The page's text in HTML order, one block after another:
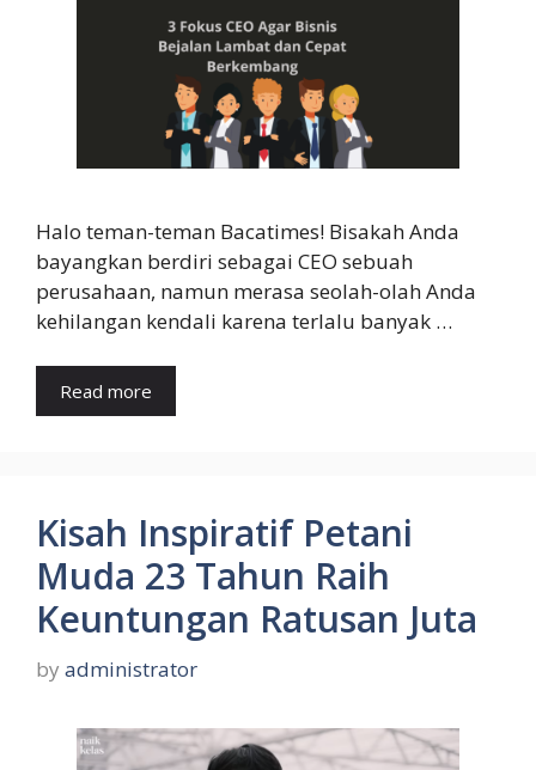
Halo teman-teman Bacatimes! Bisakah Anda
bayangkan berdiri sebagai CEO sebuah
perusahaan, namun merasa seolah-olah Anda
kehilangan kendali karena terlalu banyak …
Read more
Kisah Inspiratif Petani
Muda 23 Tahun Raih
Keuntungan Ratusan Juta
by administrator